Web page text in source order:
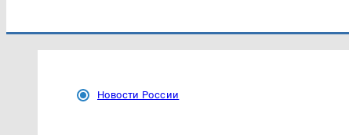
Новости России